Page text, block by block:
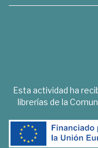
Esta actividad ha
librerías de la